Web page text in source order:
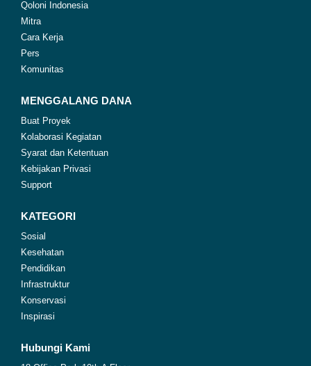
Qoloni Indonesia
Mitra
Cara Kerja
Pers
Komunitas
MENGGALANG DANA
Buat Proyek
Kolaborasi Kegiatan
Syarat dan Ketentuan
Kebijakan Privasi
Support
KATEGORI
Sosial
Kesehatan
Pendidikan
Infrastruktur
Konservasi
Inspirasi
Hubungi Kami